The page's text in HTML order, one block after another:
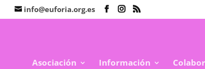
info@euforia.org.es
Asociación Información